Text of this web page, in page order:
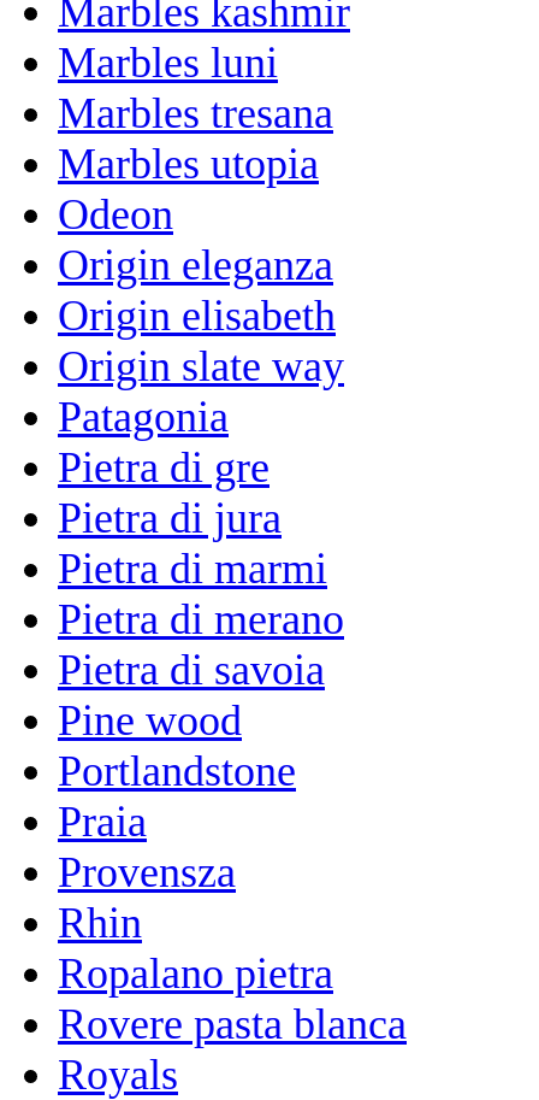
Marbles kashmir
Marbles luni
Marbles tresana
Marbles utopia
Odeon
Origin eleganza
Origin elisabeth
Origin slate way
Patagonia
Pietra di gre
Pietra di jura
Pietra di marmi
Pietra di merano
Pietra di savoia
Pine wood
Portlandstone
Praia
Provensza
Rhin
Ropalano pietra
Rovere pasta blanca
Royals